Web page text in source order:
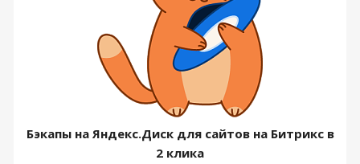
Бэкапы на Яндекс.Диск для сайтов на Битрикс в
2 клика